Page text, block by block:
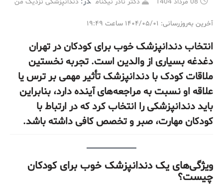
آخرین به‌روزرسانی: ۱۴۰۴/۰۵/۰۱ ساعت ۱۹:۴۹
انتخاب دندانپزشک خوب برای کودکان در تهران
دغدغه بسیاری از والدین است. تجربه نخستین
ملاقات کودک با دندانپزشک تأثیر مهمی بر ترس یا
علاقه او نسبت به مراجعه‌های آینده دارد، بنابراین
باید دندانپزشکی را انتخاب کرد که در ارتباط با
کودکان مهارت، صبر و تخصص کافی داشته باشد.
ویژگی‌های یک دندانپزشک خوب برای کودکان
چیست؟